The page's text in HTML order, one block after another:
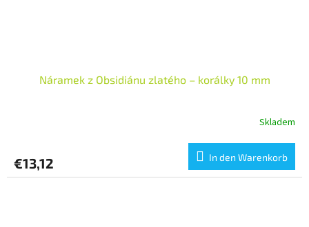
Náramek z Obsidiánu zlatého – korálky 10 mm
Skladem
€13,12 In den Warenkorb